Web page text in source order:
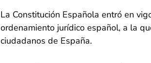
La Constitución Española entró en
ordenamiento jurídico español, a la
ciudadanos de España​.